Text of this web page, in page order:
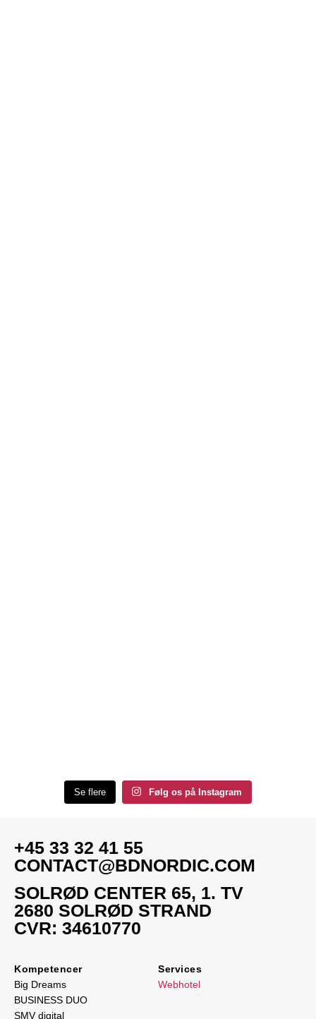
Se flere Følg os på Instagram
+45 33 32 41 55
CONTACT@BDNORDIC.COM
SOLRØD CENTER 65, 1. TV
2680 SOLRØD STRAND
CVR: 34610770
Kompetencer
Big Dreams
BUSINESS DUO
SMV digital
Services
Webhotel